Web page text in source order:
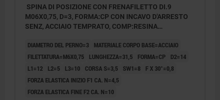
SPINA DI POSIZIONE CON FRENAFILETTO DI.9
M06X0,75, D=3, FORMA:CP CON INCAVO D'ARRESTO
SENZ, ACCIAIO TEMPRATO, COMP:RESINA
DIAMETRO DEL PERNO=3
MATERIALE CORPO BASE=ACCIAIO
FILETTATURA=M6X0,75
LUNGHEZZA=31,5 FORMA=CP
D2=14
L1=12
L2=5 L3=10 CORSA S=3,5 SW1=8
F X 30°=0,8
FORZA ELASTICA INIZIO F1 CA. N=4,5
FORZA ELASTICA FINE F2 CA. N=10